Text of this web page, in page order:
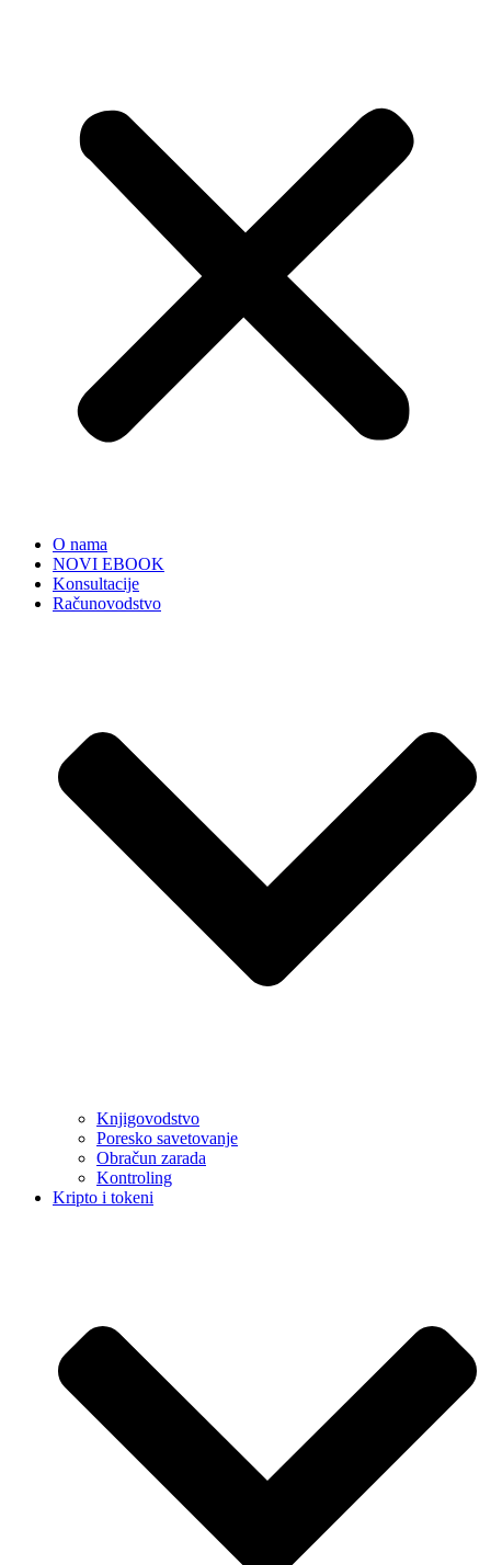
O nama
NOVI EBOOK
Konsultacije
Računovodstvo
Knjigovodstvo
Poresko savetovanje
Obračun zarada
Kontroling
Kripto i tokeni